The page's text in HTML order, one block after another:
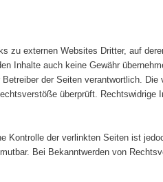
zu externen Websites Dritter, auf
Inhalte auch keine Gewähr
Betreiber der Seiten verantwortlich.
überprüft. Rechtswidrige
Kontrolle der verlinkten Seiten ist
Bei Bekanntwerden von